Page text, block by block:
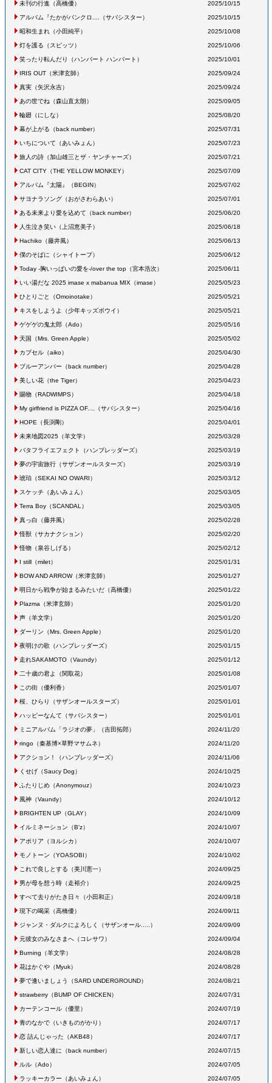
未刊の行進 （高橋優） 2025/10/15
アルバム『たかがパンクロ.... （サバシスター） 2025/10/15
昭和生まれ（小田純平） 2025/10/08
灯を護る （スピッツ） 2025/10/06
笑ったり転んだり （ハンバート ハンバート ） 2025/10/01
IRIS OUT（米津玄師） 2025/09/24
真実（矢沢永吉） 2025/09/24
あの世でね （森山直太朗） 2025/09/05
輪廻 （にしな） 2025/08/20
幕が上がる （back number） 2025/07/31
いちについて （あいみょん） 2025/07/23
旅人の詩（加山雄三とザ・ヤンチャーズ） 2025/07/21
CAT CITY（THE YELLOW MONKEY） 2025/07/09
アルバム『太陽』 （BEGIN） 2025/07/02
サヨナラソング（おがさわらあい） 2025/07/01
ある未来より愛を込めて （back number） 2025/06/20
人生泣き笑い（上沼恵美子） 2025/06/18
Hachiko（藤井風） 2025/06/13
僕のそばに （シャイトープ） 2025/06/12
Today -胸いっぱいの愛を-/over the top（宮本浩次） 2025/06/11
いい湯だな 2025 imase x mabanua MIX （imase） 2025/05/23
ひとりごと （Omoinotake） 2025/05/21
キスをしようよ （少年キッズボウイ ） 2025/05/21
ゲゲゲの鬼太郎（Ado） 2025/05/16
天国 （Mrs. Green Apple） 2025/05/02
カプセル（aiko） 2025/04/30
ブルーアンバー （back number） 2025/04/28
美しい花（the Tiger） 2025/04/23
賜物（RADWIMPS） 2025/04/18
My girlfriend is PIZZA OF.... （サバシスター） 2025/04/16
HOPE （長渕剛 ） 2025/04/01
未来地図2025（羊文学） 2025/03/28
バタフライエフェクト （ハンブレッダーズ） 2025/03/19
夢の宇宙旅行（サザンオールスターズ） 2025/03/19
琥珀（SEKAI NO OWARI） 2025/03/12
スケッチ（あいみょん） 2025/03/05
Terra Boy（SCANDAL ） 2025/03/05
真っ白 （藤井風） 2025/02/28
怪獣（サカナクション） 2025/02/20
怪物（泉谷しげる） 2025/02/12
I still（milet） 2025/01/31
BOW AND ARROW（米津玄師） 2025/01/27
明日から戦争が始まるみたいだ（高橋優） 2025/01/22
Plazma （米津玄師） 2025/01/20
声（羊文学） 2025/01/20
ダーリン （Mrs. Green Apple） 2025/01/20
夜明けの歌（ハンブレッダーズ） 2025/01/15
走れSAKAMOTO（Vaundy） 2025/01/12
二十歳の君よ （関取花） 2025/01/08
この街（優利香） 2025/01/07
桜、ひらり （サザンオールスターズ） 2025/01/01
ハッピーなんて （サバシスター） 2025/01/01
ミニアルバム「ラジオの夢」（吉田拓郎） 2024/11/20
ringo（秦基博×草野マサムネ） 2024/11/20
アクション！ （ハンブレッダーズ） 2024/11/06
くせげ（Saucy Dog） 2024/10/25
ふたりじめ（Anonymouz） 2024/10/23
風神（Vaundy） 2024/10/12
BRIGHTEN UP （GLAY） 2024/10/09
イルミネーション （B'z） 2024/10/07
アポリア （ヨルシカ） 2024/10/07
モノトーン （YOASOBI） 2024/10/02
これで良しとする （美川憲一） 2024/09/25
男が母を想う時（走裕介） 2024/09/25
すべて去りがたき日々 （小田和正） 2024/09/18
現下の喝采（高橋優） 2024/09/11
ジャンヌ・ダルクによろしく （サザンオール..... ） 2024/09/09
元彼女のみなさまへ（コレサワ） 2024/09/04
Burning （羊文学） 2024/08/28
花はかぐや（Myuk） 2024/08/28
夢で逢いましょう （SARD UNDERGROUND） 2024/08/21
strawberry（BUMP OF CHICKEN） 2024/07/31
カーテンコール（優里） 2024/07/19
青のなかで（いきものがかり ） 2024/07/17
恋 詰んじゃった （AKB48） 2024/07/17
新しい恋人達に （back number） 2024/07/15
ルル（Ado） 2024/07/05
ラッキーカラー （あいみょん） 2024/07/05